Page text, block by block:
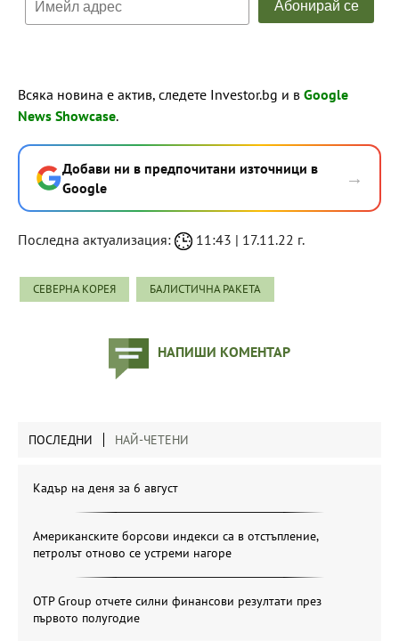
Всяка новина е актив, следете Investor.bg и в Google
News Showcase.
Добави ни в предпочитани източници в
Google
→
Последна актуализация: 11:43 | 17.11.22 г.
СЕВЕРНА КОРЕЯ БАЛИСТИЧНА РАКЕТА
НАПИШИ КОМЕНТАР
ПОСЛЕДНИ НАЙ-ЧЕТЕНИ
Кадър на деня за 6 август
Американските борсови индекси са в отстъпление,
петролът отново се устреми нагоре
OTP Group отчете силни финансови резултати през
първото полугодие